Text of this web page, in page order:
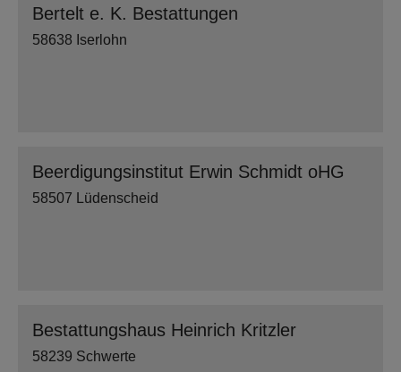
Bertelt e. K. Bestattungen
58638 Iserlohn
Beerdigungsinstitut Erwin Schmidt oHG
58507 Lüdenscheid
Bestattungshaus Heinrich Kritzler
58239 Schwerte